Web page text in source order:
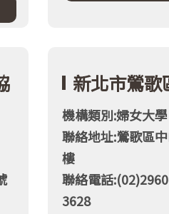
新北市鶯歌
機構類別:婦女大學
聯絡地址:鶯歌區
樓
聯絡電話
3628